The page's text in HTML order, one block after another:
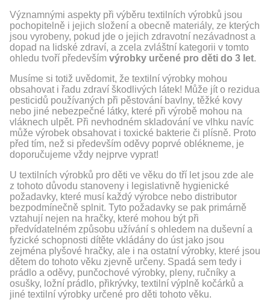
Významnými aspekty při výběru textilních výrobků jsou
pochopitelně i jejich složení a obecně materiály, ze kterých
jsou vyrobeny, pokud jde o jejich zdravotní nezávadnost a
dopad na lidské zdraví, a zcela zvláštní kategorii v tomto
ohledu tvoří především výrobky určené pro děti do 3 let.
Musíme si totiž uvědomit, že textilní výrobky mohou
obsahovat i řadu zdraví škodlivých látek! Může jít o rezidua
pesticidů používaných při pěstování bavlny, těžké kovy
nebo jiné nebezpečné látky, které při výrobě mohou na
vláknech ulpět. Při nevhodném skladování ve vlhku navíc
může výrobek obsahovat i toxické bakterie či plísně. Proto
před tím, než si především oděvy poprvé oblékneme, je
doporučujeme vždy nejprve vyprat!
U textilních výrobků pro děti ve věku do tří let jsou zde ale
z tohoto důvodu stanoveny i legislativně hygienické
požadavky, které musí každý výrobce nebo distributor
bezpodmínečně splnit. Tyto požadavky se pak primárně
vztahují nejen na hračky, které mohou být při
předvídatelném způsobu užívání s ohledem na duševní a
fyzické schopnosti dítěte vkládány do úst jako jsou
zejména plyšové hračky, ale i na ostatní výrobky, které jsou
dětem do tohoto věku zjevně určeny. Spadá sem tedy i
prádlo a oděvy, punčochové výrobky, pleny, ručníky a
osušky, ložní prádlo, přikrývky, textilní výplně kočárků a
jiné textilní výrobky určené pro děti tohoto věku.